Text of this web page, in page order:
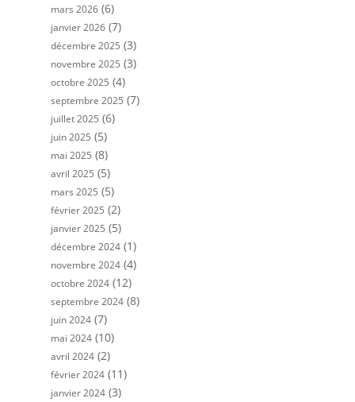
mars 2026 (6)
janvier 2026 (7)
décembre 2025 (3)
novembre 2025 (3)
octobre 2025 (4)
septembre 2025 (7)
juillet 2025 (6)
juin 2025 (5)
mai 2025 (8)
avril 2025 (5)
mars 2025 (5)
février 2025 (2)
janvier 2025 (5)
décembre 2024 (1)
novembre 2024 (4)
octobre 2024 (12)
septembre 2024 (8)
juin 2024 (7)
mai 2024 (10)
avril 2024 (2)
février 2024 (11)
janvier 2024 (3)